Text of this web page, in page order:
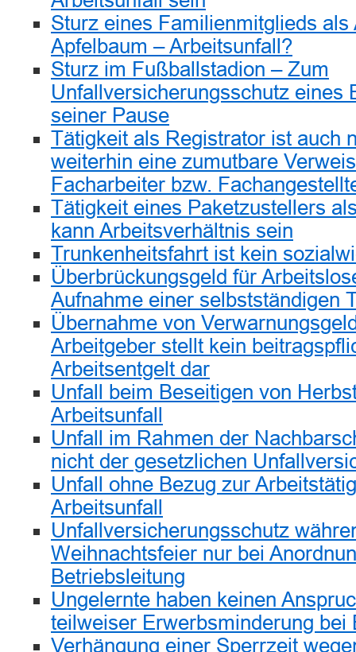
Sturz eines Familienmitglieds als
Apfelbaum – Arbeitsunfall?
Sturz im Fußballstadion – Zum
Unfallversicherungsschutz eines
seiner Pause
Tätigkeit als Registrator ist auch
weiterhin eine zumutbare
Facharbeiter bzw.
Tätigkeit eines Paketzustellers
kann Arbeitsverhältnis sein
Trunkenheitsfahrt ist kein
Überbrückungsgeld für
Aufnahme einer selbstständigen
Übernahme von
Arbeitgeber stellt kein
Arbeitsentgelt dar
Unfall beim Beseitigen von
Arbeitsunfall
Unfall im Rahmen der
nicht der gesetzlichen
Unfall ohne Bezug zur
Arbeitsunfall
Unfallversicherungsschutz
Weihnachtsfeier nur bei
Betriebsleitung
Ungelernte haben keinen
teilweiser Erwerbsminderung bei
Verhängung einer Sperrzeit